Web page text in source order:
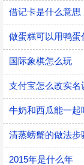
借记卡是什么意思
做蛋糕可以用鸭蛋
国际象棋怎么玩
支付宝怎么改实名
牛奶和西瓜能一起
清蒸螃蟹的做法步
2015年是什么年